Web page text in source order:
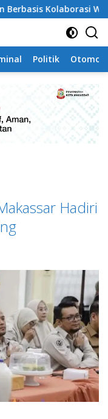
Warga
Politik
Hadiri